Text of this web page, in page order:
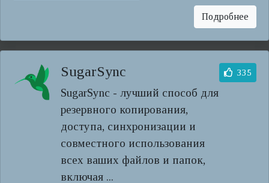
Подробнее
SugarSync
SugarSync - лучший способ для
резервного копирования,
доступа, синхронизации и
совместного использования
всех ваших файлов и папок,
включая ...
335